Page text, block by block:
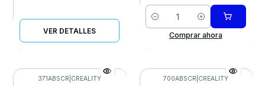
VER DETALLES
Cantidad
Comprar ahora
371ABSCR CREALITY 700ABSCR CREALITY